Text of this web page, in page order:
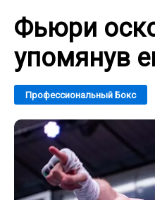
Фьюри
упомянув
Профессиональный Бокс